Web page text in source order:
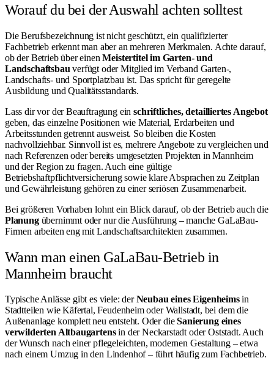
Worauf du bei der Auswahl achten solltest
Die Berufsbezeichnung ist nicht geschützt, ein qualifizierter
Fachbetrieb erkennt man aber an mehreren Merkmalen. Achte darauf,
ob der Betrieb über einenMeistertitel im Garten- und
Landschaftsbau verfügt oder Mitglied im Verband Garten-,
Landschafts- und Sportplatzbau ist. Das spricht für geregelte
Ausbildung und Qualitätsstandards.
Lass dir vor der Beauftragung einschriftliches, detailliertes Angebot
geben, das einzelne Positionen wie Material, Erdarbeiten und
Arbeitsstunden getrennt ausweist. So bleiben die Kosten
nachvollziehbar. Sinnvoll ist es, mehrere Angebote zu vergleichen und
nach Referenzen oder bereits umgesetzten Projekten in Mannheim
und der Region zu fragen. Auch eine gültige
Betriebshaftpflichtversicherung sowie klare Absprachen zu Zeitplan
und Gewährleistung gehören zu einer seriösen Zusammenarbeit.
Bei größeren Vorhaben lohnt ein Blick darauf, ob der Betrieb auch die
Planungübernimmt oder nur die Ausführung – manche GaLaBau-
Firmen arbeiten eng mit Landschaftsarchitekten zusammen.
Wann man einen GaLaBau-Betrieb in
Mannheim braucht
Typische Anlässe gibt es viele: derNeubau eines Eigenheimsin
Stadtteilen wie Käfertal, Feudenheim oder Wallstadt, bei dem die
Außenanlage komplett neu entsteht. Oder dieSanierung eines
verwilderten Altbaugartensin der Neckarstadt oder Oststadt. Auch
der Wunsch nach einer pflegeleichten, modernen Gestaltung – etwa
nach einem Umzug in den Lindenhof – führt häufig zum Fachbetrieb.